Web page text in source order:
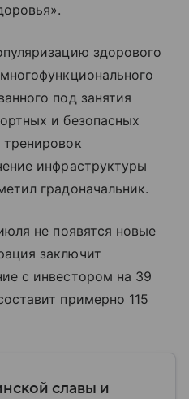
здорового
под занятия
и безопасных
инфраструктуры
градоначальник.
не появятся новые
заключит
с инвестором на 39
примерно 115
славы и